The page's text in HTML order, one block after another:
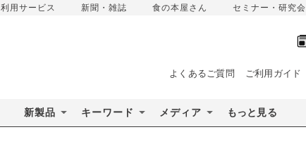
用サービス 新聞・雑誌 食の本屋さん セミナー・研究会
よくあるご質問 ご利用ガイド
新製品 キーワード メディア もっと見る